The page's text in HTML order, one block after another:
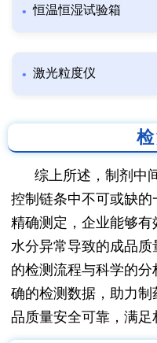
恒温恒湿试验箱
激光粒度仪
综上所述，制剂中
控制链条中不可或缺
精确测定，企业能够
水分异常导致的成品
的检测流程与科学的
确的检测数据，助力
品质量安全可靠，满足